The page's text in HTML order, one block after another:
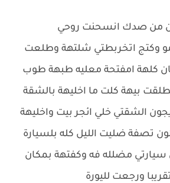
من صدك انسحنت روحي
وكتج اتخربطتي شلتهة وطلعت
كلهة امفتحة معليه طبهة طوب
بيهة كلت ما اخليهة بالشقة
الشقتي خلي ائجر بيت واخليهة
تصفة ضليت الليل كله بلسيارة
سيارتي مضلله فه وكفتهة بمكان
ورجعت لليورة